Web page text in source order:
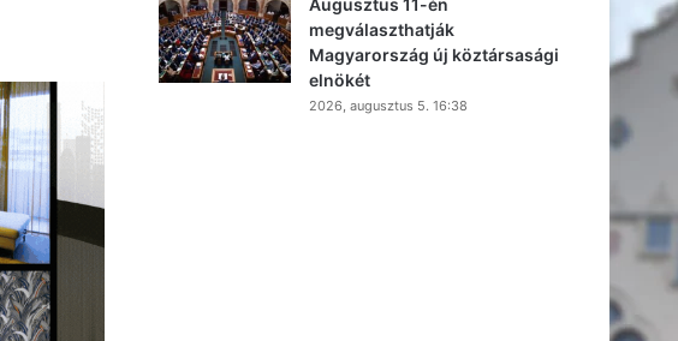
megválaszthatják
Magyarország új köztársasági
elnökét
2026, augusztus 5. 16:38